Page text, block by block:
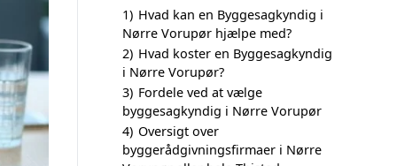
1) Hvad kan en Byggesagkyndig i
Nørre Vorupør hjælpe med?
2) Hvad koster en Byggesagkyndig
i Nørre Vorupør?
3) Fordele ved at vælge
byggesagkyndig i Nørre Vorupør
4) Oversigt over
byggerådgivningsfirmaer i Nørre